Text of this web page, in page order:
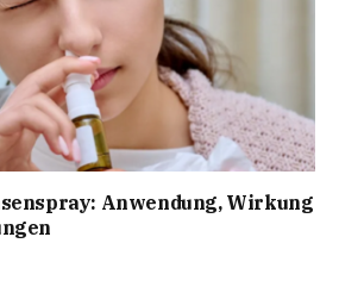
Anwendung, Wirkung